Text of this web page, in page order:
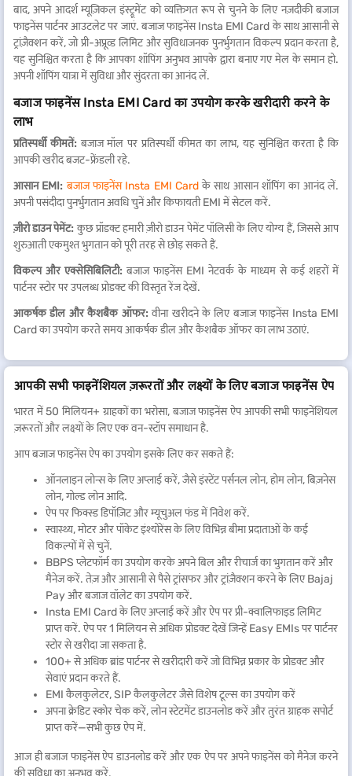
बाद, अपने आदर्श म्यूज़िकल इंस्ट्रूमेंट को व्यक्तिगत रूप से चुनने के लिए नज़दीकी बजाज
फाइनेंस पार्टनर आउटलेट पर जाएं. बजाज फाइनेंस Insta EMI Card के साथ आसानी से
ट्रांज़ैक्शन करें, जो प्री-अप्रूव्ड लिमिट और सुविधाजनक पुनर्भुगतान विकल्प प्रदान करता है,
यह सुनिश्चित करता है कि आपका शॉपिंग अनुभव आपके द्वारा बनाए गए मेल के समान हो.
अपनी शॉपिंग यात्रा में सुविधा और सुंदरता का आनंद लें.
बजाज फाइनेंस Insta EMI Card का उपयोग करके खरीदारी करने के
लाभ
प्रतिस्पर्धी कीमतें: बजाज मॉल पर प्रतिस्पर्धी कीमत का लाभ, यह सुनिश्चित करता है कि
आपकी खरीद बजट-फ्रेंडली रहे.
आसान EMI: बजाज फाइनेंस Insta EMI Cardके साथ आसान शॉपिंग का आनंद लें.
अपनी पसंदीदा पुनर्भुगतान अवधि चुनें और किफायती EMI में सेटल करें.
ज़ीरो डाउन पेमेंट: कुछ प्रॉडक्ट हमारी ज़ीरो डाउन पेमेंट पॉलिसी के लिए योग्य हैं, जिससे आप
शुरुआती एकमुश्त भुगतान को पूरी तरह से छोड़ सकते हैं.
विकल्प और एक्सेसिबिलिटी: बजाज फाइनेंस EMI नेटवर्क के माध्यम से कई शहरों में
पार्टनर स्टोर पर उपलब्ध प्रोडक्ट की विस्तृत रेंज देखें.
आकर्षक डील और कैशबैक ऑफर:वीना खरीदने के लिए बजाज फाइनेंस Insta EMI
Card का उपयोग करते समय आकर्षक डील और कैशबैक ऑफर का लाभ उठाएं.
आपकी सभी फाइनेंशियल ज़रूरतों और लक्ष्यों के लिए बजाज फाइनेंस ऐप
भारत में 50 मिलियन+ ग्राहकों का भरोसा, बजाज फाइनेंस ऐप आपकी सभी फाइनेंशियल
ज़रूरतों और लक्ष्यों के लिए एक वन-स्टॉप समाधान है.
आप बजाज फाइनेंस ऐप का उपयोग इसके लिए कर सकते हैं:
ऑनलाइन लोन्स के लिए अप्लाई करें, जैसे इंस्टेंट पर्सनल लोन, होम लोन, बिज़नेस
लोन, गोल्ड लोन आदि.
ऐप पर फिक्स्ड डिपॉज़िट और म्यूचुअल फंड में निवेश करें.
स्वास्थ्य, मोटर और पॉकेट इंश्योरेंस के लिए विभिन्न बीमा प्रदाताओं के कई
विकल्पों में से चुनें.
BBPS प्लेटफॉर्म का उपयोग करके अपने बिल और रीचार्ज का भुगतान करें और
मैनेज करें. तेज़ और आसानी से पैसे ट्रांसफर और ट्रांज़ैक्शन करने के लिए Bajaj
Pay और बजाज वॉलेट का उपयोग करें.
Insta EMI Card के लिए अप्लाई करें और ऐप पर प्री-क्वालिफाइड लिमिट
प्राप्त करें. ऐप पर 1 मिलियन से अधिक प्रोडक्ट देखें जिन्हें Easy EMIs पर पार्टनर
स्टोर से खरीदा जा सकता है.
100+ से अधिक ब्रांड पार्टनर से खरीदारी करें जो विभिन्न प्रकार के प्रोडक्ट और
सेवाएं प्रदान करते हैं.
EMI कैलकुलेटर, SIP कैलकुलेटर जैसे विशेष टूल्स का उपयोग करें
अपना क्रेडिट स्कोर चेक करें, लोन स्टेटमेंट डाउनलोड करें और तुरंत ग्राहक सपोर्ट
प्राप्त करें—सभी कुछ ऐप में.
आज ही बजाज फाइनेंस ऐप डाउनलोड करें और एक ऐप पर अपने फाइनेंस को मैनेज करने
की सुविधा का अनुभव करें.